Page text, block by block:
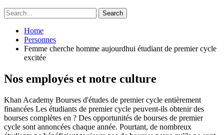
Home
Personnes
Femme cherche homme aujourdhui étudiant de premier cycle
excitée
Nos employés et notre culture
Khan Academy Bourses d'études de premier cycle entièrement
financées Les étudiants de premier cycle peuvent-ils obtenir des
bourses complètes en ? Des opportunités de bourses de premier
cycle sont annoncées chaque année. Pourtant, de nombreux